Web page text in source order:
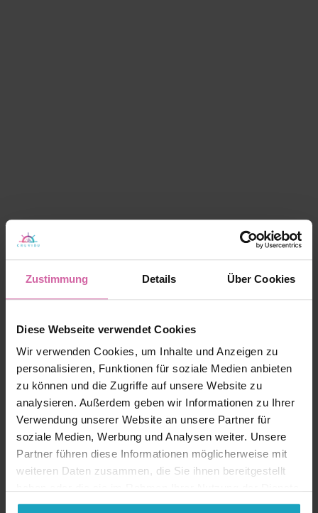
Zustimmung Details Über Cookies
Diese Webseite verwendet Cookies
Wir verwenden Cookies, um Inhalte und Anzeigen zu
personalisieren, Funktionen für soziale Medien anbieten
zu können und die Zugriffe auf unsere Website zu
analysieren. Außerdem geben wir Informationen zu Ihrer
Verwendung unserer Website an unsere Partner für
soziale Medien, Werbung und Analysen weiter. Unsere
Partner führen diese Informationen möglicherweise mit
weiteren Daten zusammen, die Sie ihnen bereitgestellt
gesammelt haben. Sie geben Einwilligung zu unseren